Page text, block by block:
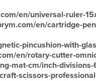
en/universal-ruler-
en/cartridge-
pincushion-with-
en/rotary-cutter-
mat-cm/inch-
scissors-